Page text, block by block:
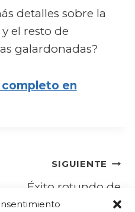
detalles sobre la
el resto de
galardonadas?
en
SIGUIENTE
Éxito rotundo de
Satara Seguridad